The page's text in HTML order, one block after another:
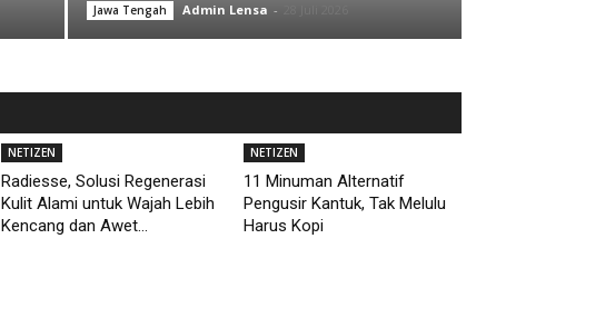
Jawa Tengah Admin Lensa -
NETIZEN
Radiesse, Solusi Regenerasi
Kulit Alami untuk Wajah Lebih
Kencang dan Awet...
NETIZEN
11 Minuman Alternatif
Pengusir Kantuk, Tak Melulu
Harus Kopi